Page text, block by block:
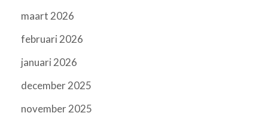
maart 2026
februari 2026
januari 2026
december 2025
november 2025